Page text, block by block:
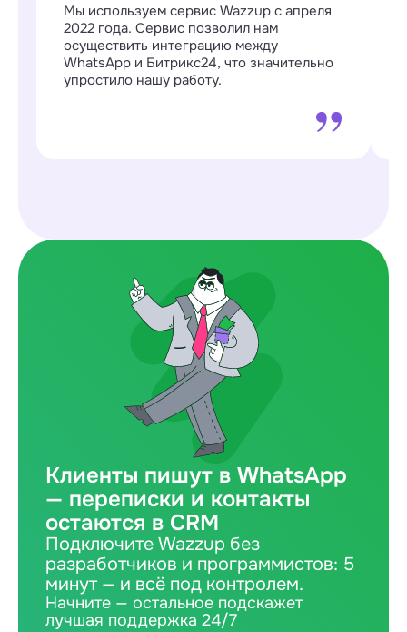
Мы используем сервис Wazzup с апреля
2022 года. Сервис позволил нам
осуществить интеграцию между
WhatsApp и Битрикс24, что значительно
упростило нашу работу.
Клиенты пишут в WhatsApp
— переписки и контакты
остаются в CRM
Подключите Wazzup без
разработчиков и программистов: 5
минут — и всё под контролем.
Начните — остальное подскажет
лучшая поддержка 24/7